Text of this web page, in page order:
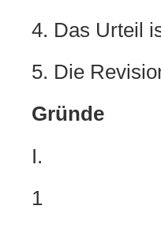
4. Das Urteil
5. Die
Gründe
I.
1